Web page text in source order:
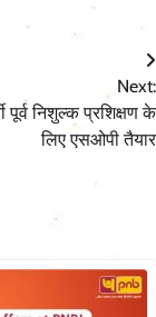
Next:
पूर्व निशुल्क प्रशिक्षण के
लिए एसओपी तैयार